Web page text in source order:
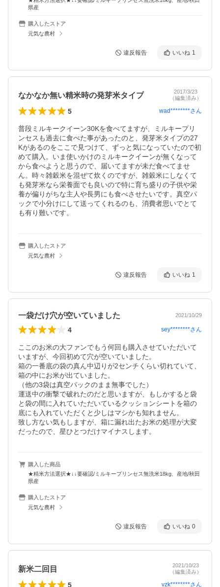
県産
購入したストア
元気な農村
違反報告 いいね 1
なかなか無い精米時の発芽米タイプ
2017/3/23
（編集済み）
5 wad********さん
普段ミルキークイーン30Kを食べてますが、ミルキープリ
ンセスも過去に食べた事があったのと、発芽米タイプの27
Kがあるのをここで見つけて、ずっと気になっていたので初
めて購入。いま使いかけのミルキークイーンが無くなって
から食べようと思うので、届いてますが未だ食べてませ
ん。時々雑穀米を混ぜて炊くのですが、雑穀米にしなくて
も発芽米なら栄養面でも良いので特に育ち盛りの子供や栄
養が偏りがちな主人や長男にも食べさせたいです。真空パ
ックで小分けにして送ってくれるのも、消費者思いでとて
も有り難いです。
購入したストア
元気な農村
違反報告 いいね 1
一袋だけ穴が空いていました 2021/10/29
4 sey********さん
ここのお米の大ファンでもう何回も購入させていただいて
いますが、今回初めて穴が空いていました。
箱の一番底の袋の真ん中辺りが2センチくらい切れていて、
箱の中にお米が出ていました。
（他の3袋は真空パックのまま無事でした）
運送中の衝撃で破れたのだと思いますが、もしかすると袋
と袋の間に入れていただいているクッションシートを箱の
底にも入れていただくと少しはマシかも知れません。
致し方ない気もしますが、箱に漏れ出たお米の処理が大変
だったので、星ひとつだけマイナスします。
購入した商品
★精米方法選択★↓↓要確認/ミルキープリンセス無洗米18kg、産地/秋田
県産
購入したストア
元気な農村
違反報告 いいね 0
新米二回目
2021/10/23
（編集済み）
5 vzk********さん